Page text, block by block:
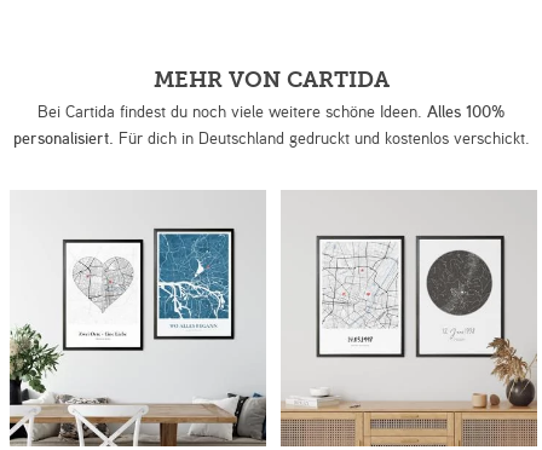
MEHR VON CARTIDA
Bei Cartida findest du noch viele weitere schöne Ideen. Alles 100%
personalisiert. Für dich in Deutschland gedruckt und kostenlos verschickt.